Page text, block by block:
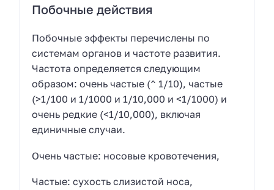
Побочные действия
Побочные эффекты перечислены по
системам органов и частоте развития.
Частота определяется следующим
образом: очень частые (^ 1/10), частые
(>1/100 и 1/1000 и 1/10,000 и <1/1000) и
очень редкие (<1/10,000), включая
единичные случаи.
Очень частые: носовые кровотечения,
Частые: сухость слизистой носа,